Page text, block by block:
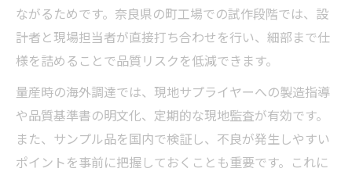
ながるためです。奈良県の町工場での試作段階では、設
計者と現場担当者が直接打ち合わせを行い、細部まで仕
様を詰めることで品質リスクを低減できます。
量産時の海外調達では、現地サプライヤーへの製造指導
や品質基準書の明文化、定期的な現地監査が有効です。
また、サンプル品を国内で検証し、不良が発生しやすい
ポイントを事前に把握しておくことも重要です。これに